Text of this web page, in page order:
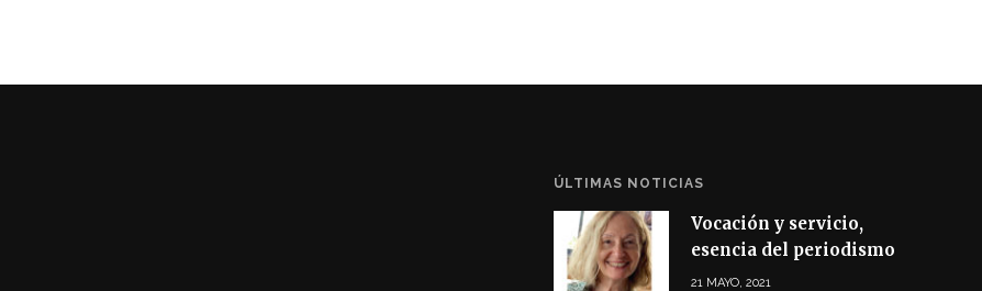
ÚLTIMAS NOTICIAS
Vocación y servicio,
esencia del periodismo
21 MAYO, 2021